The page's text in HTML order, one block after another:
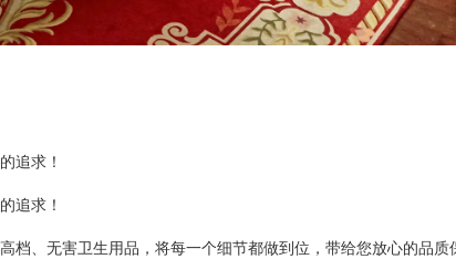
追求！
追求！
档、无害卫生用品，将每一个细节都做到位，带给您放心的品质